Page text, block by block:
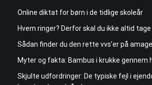
Online diktat for børn i de tidlige skoleår
Hvem ringer? Derfor skal du ikke altid
Sådan finder du den rette vvs’er på
Myter og fakta: Bambus i krukke gennem
Skjulte udfordringer: De typiske fejl i